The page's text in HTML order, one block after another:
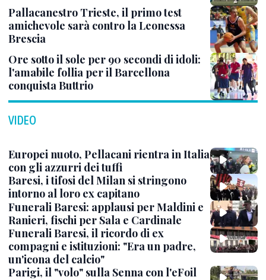
Pallacanestro Trieste, il primo test
amichevole sarà contro la Leonessa
Brescia
Ore sotto il sole per 90 secondi di idoli:
l'amabile follia per il Barcellona
conquista Buttrio
VIDEO
Europei nuoto, Pellacani rientra in Italia
con gli azzurri dei tuffi
Baresi, i tifosi del Milan si stringono
intorno al loro ex capitano
Funerali Baresi: applausi per Maldini e
Ranieri, fischi per Sala e Cardinale
Funerali Baresi, il ricordo di ex
compagni e istituzioni: "Era un padre,
un'icona del calcio"
Parigi, il "volo" sulla Senna con l'eFoil